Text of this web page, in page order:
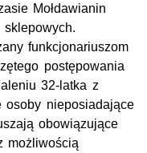
Mołdawianin
funkcjonariuszom
postępowania
32-latka z
osoby nieposiadające
obowiązujące
możliwością